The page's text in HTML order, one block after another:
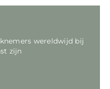
wereldwijd bij
zijn